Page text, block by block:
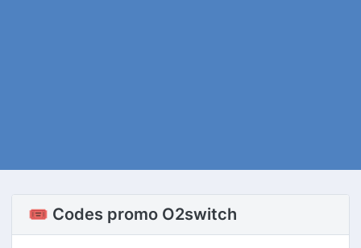
🎟️ Codes promo O2switch